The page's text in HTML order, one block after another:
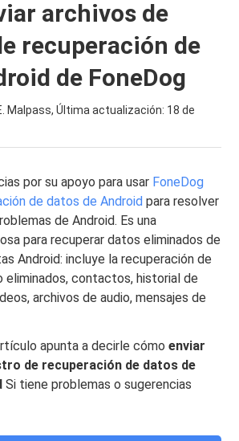
archivos de
recuperación de
de FoneDog
Malpass, Última actualización: 18 de
por su apoyo para usar FoneDog
de datos de Androidpara resolver
de Android. Es una
para recuperar datos eliminados de
Android: incluye la recuperación de
eliminados, contactos, historial de
archivos de audio, mensajes de
apunta a decirle cómoenviar
de recuperación de datos de
Si tiene problemas o sugerencias